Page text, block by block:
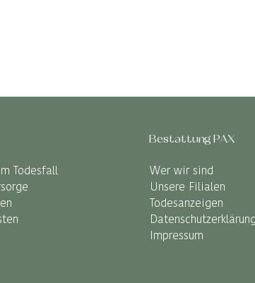
Todesfall
Bestattung PAX
Wer wir sind
Unsere Filialen
Todesanzeigen
Datenschutzerklärung
Impressum